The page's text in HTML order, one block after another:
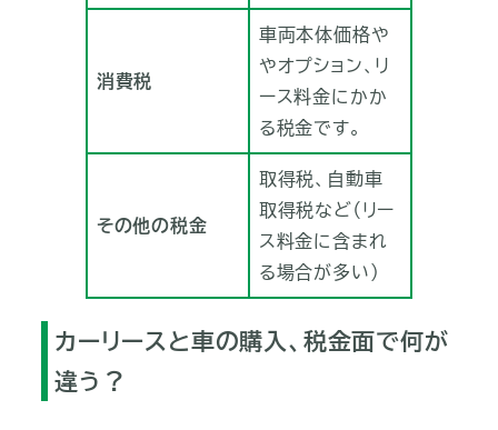
消費税
車両本体価格や
やオプション、リ
ース料金にかか
る税金です。
その他の税金
取得税、自動車
取得税など（リー
ス料金に含まれ
る場合が多い）
カーリースと車の購入、税金面で何が
違う？